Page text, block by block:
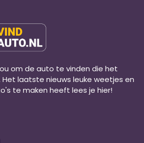
om de auto te vinden die het
laatste nieuws leuke weetjes en
te maken heeft lees je hier!